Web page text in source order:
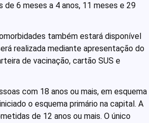
de 6 meses a 4 anos, 11 meses e 29
também estará disponível
realizada mediante apresentação do
de vacinação, cartão SUS e
com 18 anos ou mais, em esquema
o esquema primário na capital. A
de 12 anos ou mais. O único